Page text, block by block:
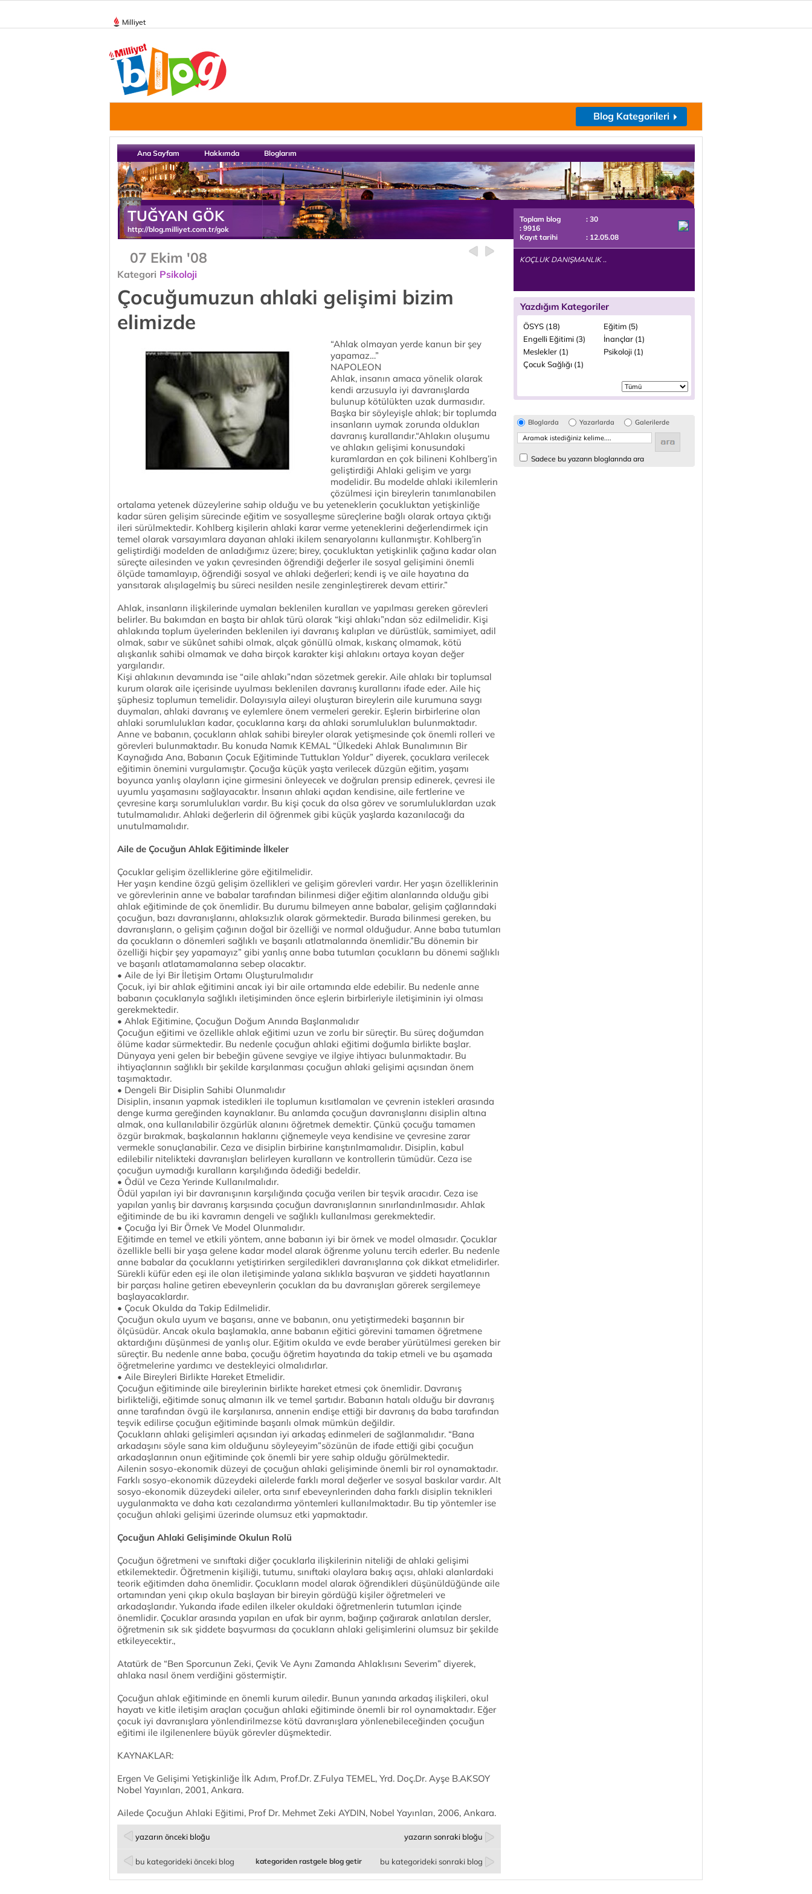
Milliyet
Blog Kategorileri
Ana Sayfam Hakkımda Bloglarım
TUĞYAN GÖK
http://blog.milliyet.com.tr/gok
07 Ekim '08
Kategori Psikoloji
Çocuğumuzun ahlaki gelişimi bizim
elimizde
“Ahlak olmayan yerde kanun bir şey
yapamaz…”
NAPOLEON
Ahlak, insanın amaca yönelik olarak
kendi arzusuyla iyi davranışlarda
bulunup kötülükten uzak durmasıdır.
Başka bir söyleyişle ahlak; bir toplumda
insanların uymak zorunda oldukları
davranış kurallarıdır.“Ahlakın oluşumu
ve ahlakın gelişimi konusundaki
kuramlardan en çok bilineni Kohlberg’in
geliştirdiği Ahlaki gelişim ve yargı
modelidir. Bu modelde ahlaki ikilemlerin
çözülmesi için bireylerin tanımlanabilen
ortalama yetenek düzeylerine sahip olduğu ve bu yeteneklerin çocukluktan yetişkinliğe
kadar süren gelişim sürecinde eğitim ve sosyalleşme süreçlerine bağlı olarak ortaya çıktığı
ileri sürülmektedir. Kohlberg kişilerin ahlaki karar verme yeteneklerini değerlendirmek için
temel olarak varsayımlara dayanan ahlaki ikilem senaryolarını kullanmıştır. Kohlberg’in
geliştirdiği modelden de anladığımız üzere; birey, çocukluktan yetişkinlik çağına kadar olan
süreçte ailesinden ve yakın çevresinden öğrendiği değerler ile sosyal gelişimini önemli
ölçüde tamamlayıp, öğrendiği sosyal ve ahlaki değerleri; kendi iş ve aile hayatına da
yansıtarak alışılagelmiş bu süreci nesilden nesile zenginleştirerek devam ettirir.”
Ahlak, insanların ilişkilerinde uymaları beklenilen kuralları ve yapılması gereken görevleri
belirler. Bu bakımdan en başta bir ahlak türü olarak “kişi ahlakı”ndan söz edilmelidir. Kişi
ahlakında toplum üyelerinden beklenilen iyi davranış kalıpları ve dürüstlük, samimiyet, adil
olmak, sabır ve sükûnet sahibi olmak, alçak gönüllü olmak, kıskanç olmamak, kötü
alışkanlık sahibi olmamak ve daha birçok karakter kişi ahlakını ortaya koyan değer
yargılarıdır.
Kişi ahlakının devamında ise “aile ahlakı”ndan sözetmek gerekir. Aile ahlakı bir toplumsal
kurum olarak aile içerisinde uyulması beklenilen davranış kurallarını ifade eder. Aile hiç
şüphesiz toplumun temelidir. Dolayısıyla aileyi oluşturan bireylerin aile kurumuna saygı
duymaları, ahlaki davranış ve eylemlere önem vermeleri gerekir. Eşlerin birbirlerine olan
ahlaki sorumlulukları kadar, çocuklarına karşı da ahlaki sorumlulukları bulunmaktadır.
Anne ve babanın, çocukların ahlak sahibi bireyler olarak yetişmesinde çok önemli rolleri ve
görevleri bulunmaktadır. Bu konuda Namık KEMAL “Ülkedeki Ahlak Bunalımının Bir
Kaynağıda Ana, Babanın Çocuk Eğitiminde Tuttukları Yoldur” diyerek, çocuklara verilecek
eğitimin önemini vurgulamıştır. Çocuğa küçük yaşta verilecek düzgün eğitim, yaşamı
boyunca yanlış olayların içine girmesini önleyecek ve doğruları prensip edinerek, çevresi ile
uyumlu yaşamasını sağlayacaktır. İnsanın ahlaki açıdan kendisine, aile fertlerine ve
çevresine karşı sorumlulukları vardır. Bu kişi çocuk da olsa görev ve sorumluluklardan uzak
tutulmamalıdır. Ahlaki değerlerin dil öğrenmek gibi küçük yaşlarda kazanılacağı da
unutulmamalıdır.
Aile de Çocuğun Ahlak Eğitiminde İlkeler
Çocuklar gelişim özelliklerine göre eğitilmelidir.
Her yaşın kendine özgü gelişim özellikleri ve gelişim görevleri vardır. Her yaşın özelliklerinin
ve görevlerinin anne ve babalar tarafından bilinmesi diğer eğitim alanlarında olduğu gibi
ahlak eğitiminde de çok önemlidir. Bu durumu bilmeyen anne babalar, gelişim çağlarındaki
çocuğun, bazı davranışlarını, ahlaksızlık olarak görmektedir. Burada bilinmesi gereken, bu
davranışların, o gelişim çağının doğal bir özelliği ve normal olduğudur. Anne baba tutumları
da çocukların o dönemleri sağlıklı ve başarılı atlatmalarında önemlidir.”Bu dönemin bir
özelliği hiçbir şey yapamayız” gibi yanlış anne baba tutumları çocukların bu dönemi sağlıklı
ve başarılı atlatamamalarına sebep olacaktır.
• Aile de İyi Bir İletişim Ortamı Oluşturulmalıdır
Çocuk, iyi bir ahlak eğitimini ancak iyi bir aile ortamında elde edebilir. Bu nedenle anne
babanın çocuklarıyla sağlıklı iletişiminden önce eşlerin birbirleriyle iletişiminin iyi olması
gerekmektedir.
• Ahlak Eğitimine, Çocuğun Doğum Anında Başlanmalıdır
Çocuğun eğitimi ve özellikle ahlak eğitimi uzun ve zorlu bir süreçtir. Bu süreç doğumdan
ölüme kadar sürmektedir. Bu nedenle çocuğun ahlaki eğitimi doğumla birlikte başlar.
Dünyaya yeni gelen bir bebeğin güvene sevgiye ve ilgiye ihtiyacı bulunmaktadır. Bu
ihtiyaçlarının sağlıklı bir şekilde karşılanması çocuğun ahlaki gelişimi açısından önem
taşımaktadır.
• Dengeli Bir Disiplin Sahibi Olunmalıdır
Disiplin, insanın yapmak istedikleri ile toplumun kısıtlamaları ve çevrenin istekleri arasında
denge kurma gereğinden kaynaklanır. Bu anlamda çocuğun davranışlarını disiplin altına
almak, ona kullanılabilir özgürlük alanını öğretmek demektir. Çünkü çocuğu tamamen
özgür bırakmak, başkalarının haklarını çiğnemeyle veya kendisine ve çevresine zarar
vermekle sonuçlanabilir. Ceza ve disiplin birbirine karıştırılmamalıdır. Disiplin, kabul
edilebilir nitelikteki davranışları belirleyen kuralların ve kontrollerin tümüdür. Ceza ise
çocuğun uymadığı kuralların karşılığında ödediği bedeldir.
• Ödül ve Ceza Yerinde Kullanılmalıdır.
Ödül yapılan iyi bir davranışının karşılığında çocuğa verilen bir teşvik aracıdır. Ceza ise
yapılan yanlış bir davranış karşısında çocuğun davranışlarının sınırlandırılmasıdır. Ahlak
eğitiminde de bu iki kavramın dengeli ve sağlıklı kullanılması gerekmektedir.
• Çocuğa İyi Bir Örnek Ve Model Olunmalıdır.
Eğitimde en temel ve etkili yöntem, anne babanın iyi bir örnek ve model olmasıdır. Çocuklar
özellikle belli bir yaşa gelene kadar model alarak öğrenme yolunu tercih ederler. Bu nedenle
anne babalar da çocuklarını yetiştirirken sergiledikleri davranışlarına çok dikkat etmelidirler.
Sürekli küfür eden eşi ile olan iletişiminde yalana sıklıkla başvuran ve şiddeti hayatlarının
bir parçası haline getiren ebeveynlerin çocukları da bu davranışları görerek sergilemeye
başlayacaklardır.
• Çocuk Okulda da Takip Edilmelidir.
Çocuğun okula uyum ve başarısı, anne ve babanın, onu yetiştirmedeki başarının bir
ölçüsüdür. Ancak okula başlamakla, anne babanın eğitici görevini tamamen öğretmene
aktardığını düşünmesi de yanlış olur. Eğitim okulda ve evde beraber yürütülmesi gereken bir
süreçtir. Bu nedenle anne baba, çocuğu öğretim hayatında da takip etmeli ve bu aşamada
öğretmelerine yardımcı ve destekleyici olmalıdırlar.
• Aile Bireyleri Birlikte Hareket Etmelidir.
Çocuğun eğitiminde aile bireylerinin birlikte hareket etmesi çok önemlidir. Davranış
birlikteliği, eğitimde sonuç almanın ilk ve temel şartıdır. Babanın hatalı olduğu bir davranış
anne tarafından övgü ile karşılanırsa, annenin endişe ettiği bir davranış da baba tarafından
teşvik edilirse çocuğun eğitiminde başarılı olmak mümkün değildir.
Çocukların ahlaki gelişimleri açısından iyi arkadaş edinmeleri de sağlanmalıdır. “Bana
arkadaşını söyle sana kim olduğunu söyleyeyim”sözünün de ifade ettiği gibi çocuğun
arkadaşlarının onun eğitiminde çok önemli bir yere sahip olduğu görülmektedir.
Ailenin sosyo-ekonomik düzeyi de çocuğun ahlaki gelişiminde önemli bir rol oynamaktadır.
Farklı sosyo-ekonomik düzeydeki ailelerde farklı moral değerler ve sosyal baskılar vardır. Alt
sosyo-ekonomik düzeydeki aileler, orta sınıf ebeveynlerinden daha farklı disiplin teknikleri
uygulanmakta ve daha katı cezalandırma yöntemleri kullanılmaktadır. Bu tip yöntemler ise
çocuğun ahlaki gelişimi üzerinde olumsuz etki yapmaktadır.
Çocuğun Ahlaki Gelişiminde Okulun Rolü
Çocuğun öğretmeni ve sınıftaki diğer çocuklarla ilişkilerinin niteliği de ahlaki gelişimi
etkilemektedir. Öğretmenin kişiliği, tutumu, sınıftaki olaylara bakış açısı, ahlaki alanlardaki
teorik eğitimden daha önemlidir. Çocukların model alarak öğrendikleri düşünüldüğünde aile
ortamından yeni çıkıp okula başlayan bir bireyin gördüğü kişiler öğretmeleri ve
arkadaşlarıdır. Yukarıda ifade edilen ilkeler okuldaki öğretmenlerin tutumları içinde
önemlidir. Çocuklar arasında yapılan en ufak bir ayrım, bağırıp çağırarak anlatılan dersler,
öğretmenin sık sık şiddete başvurması da çocukların ahlaki gelişimlerini olumsuz bir şekilde
etkileyecektir.,
Atatürk de “Ben Sporcunun Zeki, Çevik Ve Aynı Zamanda Ahlaklısını Severim” diyerek,
ahlaka nasıl önem verdiğini göstermiştir.
Çocuğun ahlak eğitiminde en önemli kurum ailedir. Bunun yanında arkadaş ilişkileri, okul
hayatı ve kitle iletişim araçları çocuğun ahlaki eğitiminde önemli bir rol oynamaktadır. Eğer
çocuk iyi davranışlara yönlendirilmezse kötü davranışlara yönlenebileceğinden çocuğun
eğitimi ile ilgilenenlere büyük görevler düşmektedir.
KAYNAKLAR:
Ergen Ve Gelişimi Yetişkinliğe İlk Adım, Prof.Dr. Z.Fulya TEMEL, Yrd. Doç.Dr. Ayşe B.AKSOY
Nobel Yayınları, 2001, Ankara.
Ailede Çocuğun Ahlaki Eğitimi, Prof Dr. Mehmet Zeki AYDIN, Nobel Yayınları, 2006, Ankara.
yazarın önceki bloğu yazarın sonraki bloğu
bu kategorideki önceki blog bu kategorideki sonraki blog
kategoriden rastgele blog getir
Toplam blog
: 30
: 9916
Kayıt tarihi
: 12.05.08
KOÇLUK DANIŞMANLIK ..
Yazdığım Kategoriler
ÖSYS (18)
Eğitim (5)
Engelli Eğitimi (3)
İnançlar (1)
Meslekler (1)
Psikoloji (1)
Çocuk Sağlığı (1)
Bloglarda Yazarlarda Galerilerde
Sadece bu yazarın bloglarında ara